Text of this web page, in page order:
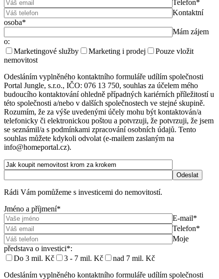
Telefon*
Kontaktní
osoba*
Mám zájem
o:
Marketingové služby
Marketing i prodej
Pouze vložit
nemovitost
Odesláním vyplněného kontaktního formuláře udílím společnosti
Portal Jungle, s.r.o., IČO: 076 13 750, souhlas za účelem mého
budoucího kontaktování ohledně případných kariérních příležitostí u
této společnosti a/nebo v dalších společnostech ve stejné skupině.
Rozumím, že za výše uvedenými účely mohu být kontaktován/a
telefonicky či elektronickou poštou a potvrzuji, že potvrzuji, že jsem
se seznámil/a s podmínkami zpracování osobních údajů. Tento
souhlas můžete kdykoli odvolat (e-mailem zaslaným na
info@homeportal.cz).
Rádi Vám pomůžeme s investicemi do nemovitostí.
Jméno a příjmení*
E-mail*
Telefon*
Moje
představa o investici*:
Do 3 mil. Kč
3 - 7 mil. Kč
nad 7 mil. Kč
Odesláním vyplněného kontaktního formuláře udílím společnosti